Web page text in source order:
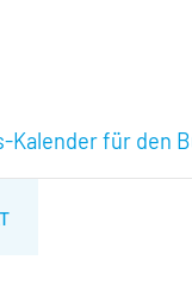
für den